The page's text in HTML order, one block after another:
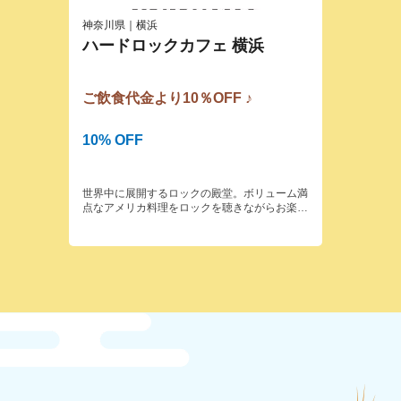
神奈川県｜横浜
ハードロックカフェ 横浜
ご飲食代金より10％OFF ♪
10% OFF
世界中に展開するロックの殿堂。ボリューム満
点なアメリカ料理をロックを聴きながらお楽し